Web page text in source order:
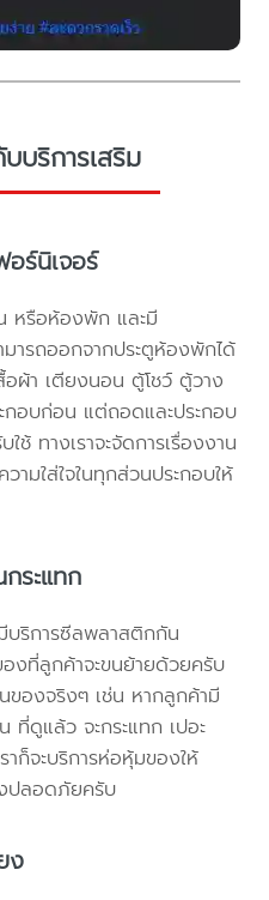
บริการเสริม
อร์นิเจอร์
หรือห้องพัก และมี
ารถออกจากประตูห้องพักได้
อผ้า เตียงนอน ตู้โชว์ ตู้วาง
อบก่อน แต่ถอดและประกอบ
ใช้ ทางเราจะจัดการเรื่องงาน
ามใส่ใจในทุกส่วนประกอบให้
ระแทก
บริการซีลพลาสติกกัน
งที่ลูกค้าจะขนย้ายด้วยครับ
ของจริงๆ เช่น หากลูกค้ามี
ดูแล้ว จะกระแทก เปอะ
าก็จะบริการห่อหุ้มของให้
ปลอดภัยครับ
ง